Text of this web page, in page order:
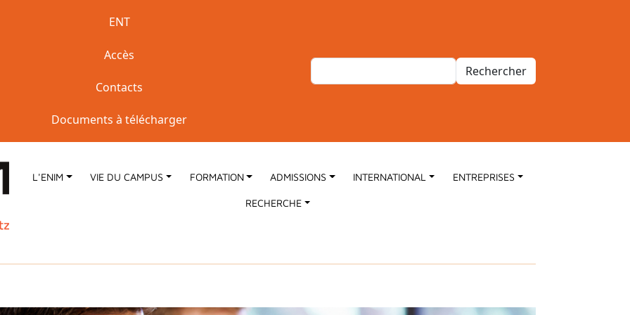
Accès rapide
ENT
Accès
Contacts
Documents à télécharger
Rechercher
L'ENIM VIE DU CAMPUS FORMATION ADMISSIONS INTERNATIONAL ENTREPRISES
RECHERCHE